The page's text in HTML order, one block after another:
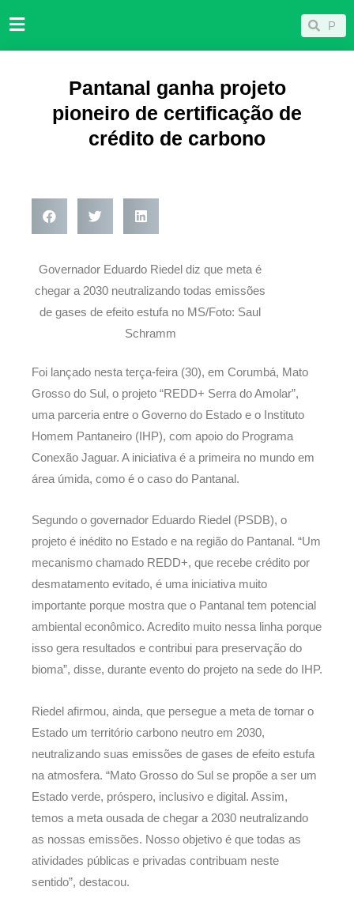
para
Pesquisar
Pantanal ganha projeto
pioneiro de certificação de
crédito de carbono
Governador Eduardo Riedel diz que meta é
chegar a 2030 neutralizando todas emissões
de gases de efeito estufa no MS/Foto: Saul
Schramm
Foi lançado nesta terça-feira (30), em Corumbá, Mato
Grosso do Sul, o projeto “REDD+ Serra do Amolar”,
uma parceria entre o Governo do Estado e o Instituto
Homem Pantaneiro (IHP), com apoio do Programa
Conexão Jaguar. A iniciativa é a primeira no mundo em
área úmida, como é o caso do Pantanal.
Segundo o governador Eduardo Riedel (PSDB), o
projeto é inédito no Estado e na região do Pantanal. “Um
mecanismo chamado REDD+, que recebe crédito por
desmatamento evitado, é uma iniciativa muito
importante porque mostra que o Pantanal tem potencial
ambiental econômico. Acredito muito nessa linha porque
isso gera resultados e contribui para preservação do
bioma”, disse, durante evento do projeto na sede do IHP.
Riedel afirmou, ainda, que persegue a meta de tornar o
Estado um território carbono neutro em 2030,
neutralizando suas emissões de gases de efeito estufa
na atmosfera. “Mato Grosso do Sul se propõe a ser um
Estado verde, próspero, inclusivo e digital. Assim,
temos a meta ousada de chegar a 2030 neutralizando
as nossas emissões. Nosso objetivo é que todas as
atividades públicas e privadas contribuam neste
sentido”, destacou.